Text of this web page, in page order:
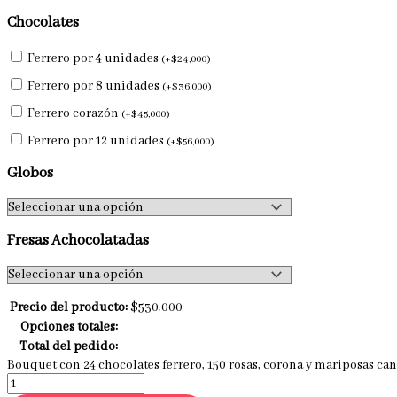
Chocolates
Ferrero por 4 unidades (+$24,000)
Ferrero por 8 unidades (+$36,000)
Ferrero corazón (+$45,000)
Ferrero por 12 unidades (+$56,000)
Globos
Fresas Achocolatadas
Precio del producto: $530,000
Opciones totales:
Total del pedido:
Bouquet con 24 chocolates ferrero, 150 rosas, corona y mariposas